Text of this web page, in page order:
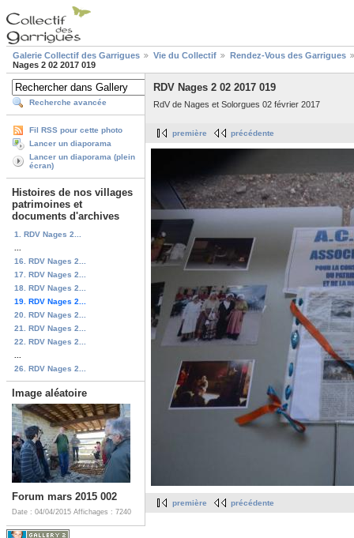
Galerie Collectif des Garrigues Vie du Collectif
Rendez-Vous des Garrigues
Nages 2 02 2017 019
Recherche avancée
Fil RSS pour cette photo
Lancer un diaporama
Lancer un diaporama (plein
écran)
Histoires de nos villages
patrimoines et
documents d'archives
1. RDV Nages 2...
16. RDV Nages 2...
17. RDV Nages 2...
18. RDV Nages 2...
19. RDV Nages 2...
20. RDV Nages 2...
21. RDV Nages 2...
22. RDV Nages 2...
26. RDV Nages 2...
Image aléatoire
Forum mars 2015 002
Date : 04/04/2015 Affichages : 7240
RDV Nages 2 02 2017 019
RdV de Nages et Solorgues 02 février 2017
première précédente
première précédente